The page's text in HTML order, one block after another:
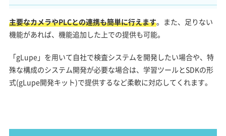
主要なカメラやPLCとの連携も簡単に行えます。また、足りない
機能があれば、機能追加した上での提供も可能。
「gLupe」を用いて自社で検査システムを開発したい場合や、特
殊な構成のシステム開発が必要な場合は、学習ツールとSDKの形
式(gLupe開発キット)で提供するなど柔軟に対応してくれます。